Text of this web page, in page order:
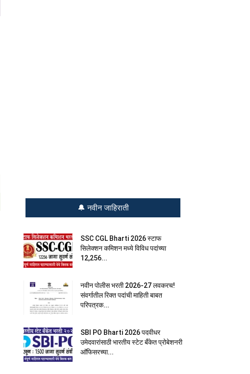
🔔 नवीन जाहिराती
SSC CGL Bharti 2026 स्टाफ
सिलेक्शन कमिशन मध्ये विविध पदांच्या
12,256...
नवीन पोलीस भरती 2026-27 लवकरच!
संवर्गातील रिक्त पदांची माहिती बाबत
परिपत्रक...
SBI PO Bharti 2026 पदवीधर
उमेदवारांसाठी भारतीय स्टेट बँकेत प्रोबेशनरी
आ‍ॅफिसरच्या...